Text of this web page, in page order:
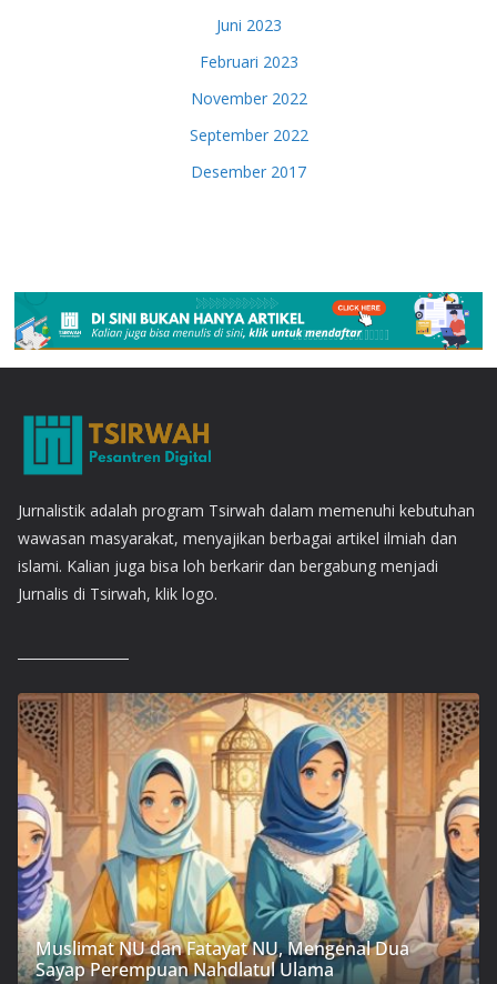
Juni 2023
Februari 2023
November 2022
September 2022
Desember 2017
Jurnalistik adalah program Tsirwah dalam memenuhi kebutuhan
wawasan masyarakat, menyajikan berbagai artikel ilmiah dan
islami. Kalian juga bisa loh berkarir dan bergabung menjadi
Jurnalis di Tsirwah, klik logo.
Muslimat NU dan Fatayat NU, Mengenal Dua
Sayap Perempuan Nahdlatul Ulama